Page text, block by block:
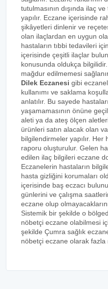
tutulmasının dışında ilaç
yapılır. Eczane içerisinde
şikâyetleri dinlenir ve
olan ilaçlardan en uygun
hastaların tıbbi tedavileri
içerisinde çeşitli ilaçlar
konusunda oldukça
mağdur edilmemesi
Dilek Eczanesi gibi
kullanımı ve saklama
anlatılır. Bu sayede
yaşamamasının önüne
aleti ya da ateş ölçen
ürünleri satın alacak olan
bilgilendirmeler yapılır. Her
raporu oluşturulur. Gelen
edilen ilaç bilgileri eczane
Eczanelerin hastaların
hasta gizliğini korumaları
içerisinde baş eczacı
günlerini ve çalışma
eczane olup
Sistemik bir şekilde o
nöbetçi eczane olabilmesi
şekilde Çumra sağlık
nöbetçi eczane olarak fazla